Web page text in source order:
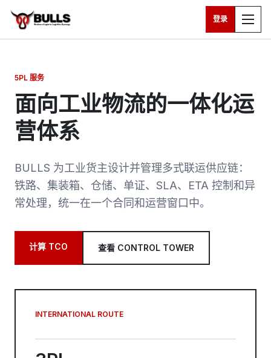
跳转到主要内容 登录
5PL 服务
面向工业物流的一体化运
营体系
BULLS 为工业货主设计并管理多式联运供应链：
铁路、集装箱、仓储、单证、SLA、ETA 控制和异
常处理，统一在一个合同和运营窗口中。
计算 TCO 查看 CONTROL TOWER
INTERNATIONAL ROUTE